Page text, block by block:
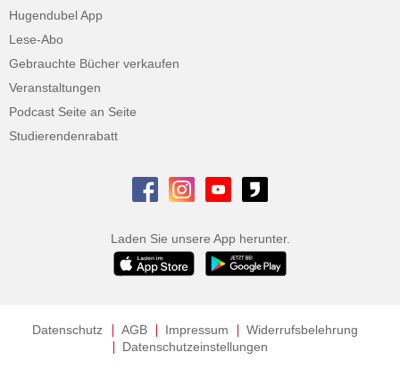
Hugendubel App
Lese-Abo
Gebrauchte Bücher verkaufen
Veranstaltungen
Podcast Seite an Seite
Studierendenrabatt
Laden Sie unsere App herunter.
Datenschutz AGB Impressum
Widerrufsbelehrung
Datenschutzeinstellungen